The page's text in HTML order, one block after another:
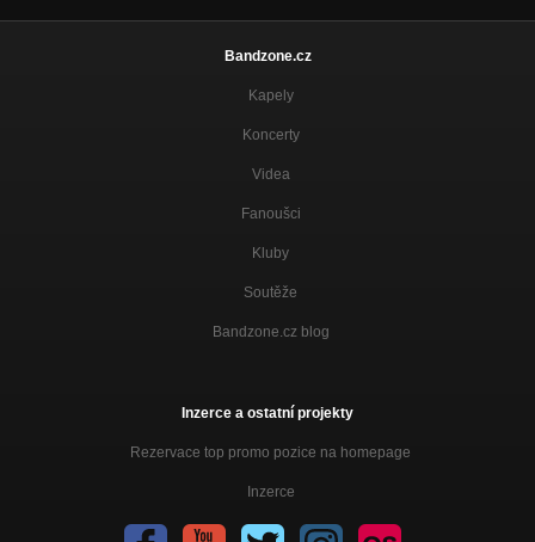
Bandzone.cz
Kapely
Koncerty
Videa
Fanoušci
Kluby
Soutěže
Bandzone.cz blog
Inzerce a ostatní projekty
Rezervace top promo pozice na homepage
Inzerce